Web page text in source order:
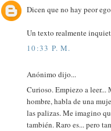
Dicen que no hay peor
Un texto realmente
10:33 P. M.
Anónimo dijo...
Curioso. Empiezo a leer...
hombre, habla de una
las palizas. Me imagino
también. Raro es... pero